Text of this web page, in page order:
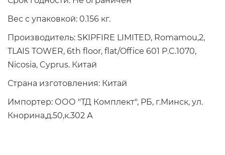
Вес с упаковкой: 0.156 кг.
Производитель: SKIPFIRE LIMITED, Romamou,2,
TLAIS TOWER, 6th floor, flat/Office 601 P.C.1070,
Nicosia, Cyprus. Китай
Страна изготовления: Китай
Импортер: ООО "ТД Комплект", РБ, г.Минск, ул.
Кнорина,д.50,к.302 А